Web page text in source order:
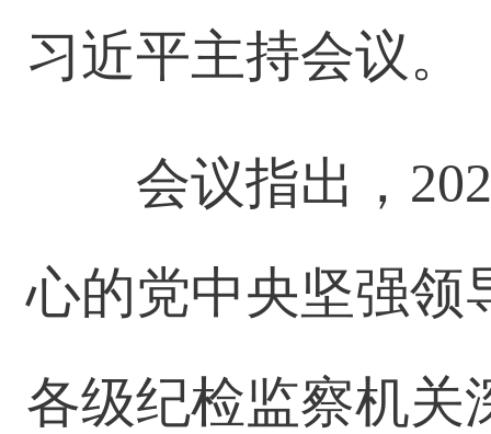
习近平主持会议。
会议指出，
心的党中央坚强领
各级纪检监察机关